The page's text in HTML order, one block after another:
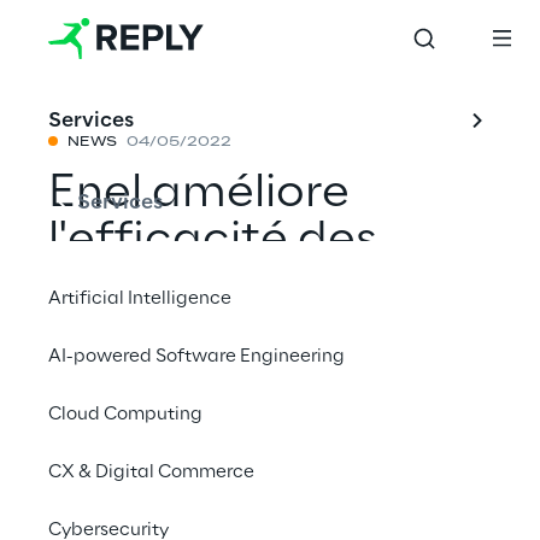
Services
Services
Artificial Intelligence
AI-powered Software Engineering
Cloud Computing
CX & Digital Commerce
Cybersecurity
NEWS 04/05/2022
Enel améliore
l'efficacité des
travaux de
maintenance grâce
d'Inspiration
Quantique